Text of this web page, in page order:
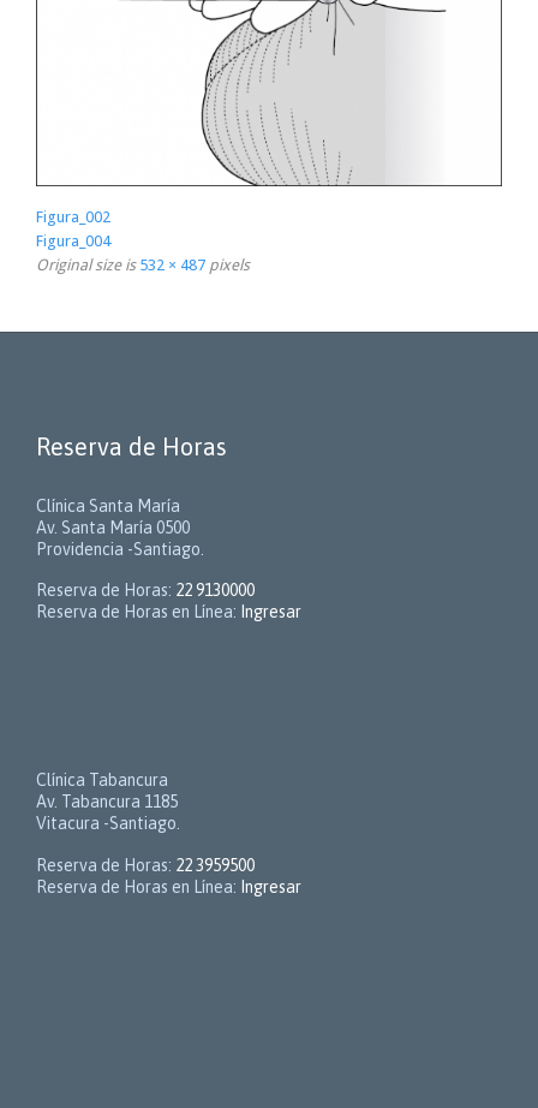
Figura_002
Figura_004
Original size is 532 × 487 pixels
Reserva de Horas
Clínica Santa María
Av. Santa María 0500
Providencia -Santiago.
Reserva de Horas: 22 9130000
Reserva de Horas en Línea: Ingresar
Clínica Tabancura
Av. Tabancura 1185
Vitacura -Santiago.
Reserva de Horas: 22 3959500
Reserva de Horas en Línea: Ingresar